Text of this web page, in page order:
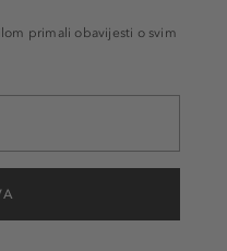
primali obavijesti o svim